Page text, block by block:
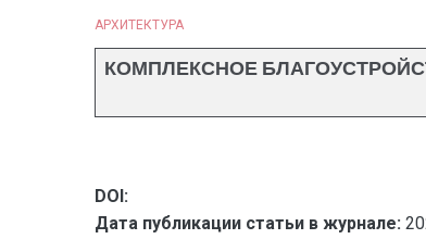
АРХИТЕКТУРА
КОМПЛЕКСНОЕ
DOI:
Дата публикации статьи в журнале: